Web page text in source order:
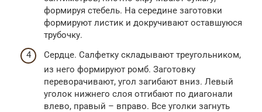
формируя стебель. На середине заготовки
формируют листик и докручивают оставшуюся
трубочку.
Сердце. Салфетку складывают треугольником,
из него формируют ромб. Заготовку
переворачивают, угол загибают вниз. Левый
уголок нижнего слоя отгибают по диагонали
влево, правый – вправо. Все уголки загнуть